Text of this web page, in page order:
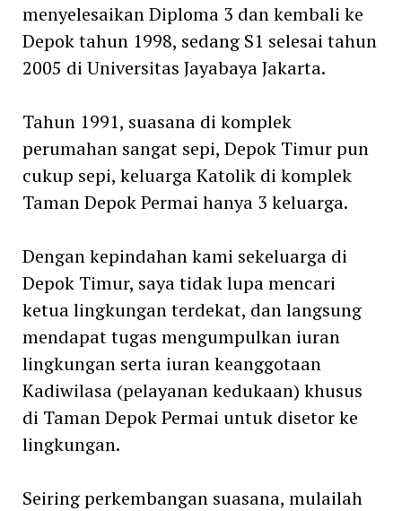
menyelesaikan Diploma 3 dan kembali ke
Depok tahun 1998, sedang S1 selesai tahun
2005 di Universitas Jayabaya Jakarta.
Tahun 1991, suasana di komplek
perumahan sangat sepi, Depok Timur pun
cukup sepi, keluarga Katolik di komplek
Taman Depok Permai hanya 3 keluarga.
Dengan kepindahan kami sekeluarga di
Depok Timur, saya tidak lupa mencari
ketua lingkungan terdekat, dan langsung
mendapat tugas mengumpulkan iuran
lingkungan serta iuran keanggotaan
Kadiwilasa (pelayanan kedukaan) khusus
di Taman Depok Permai untuk disetor ke
lingkungan.
Seiring perkembangan suasana, mulailah